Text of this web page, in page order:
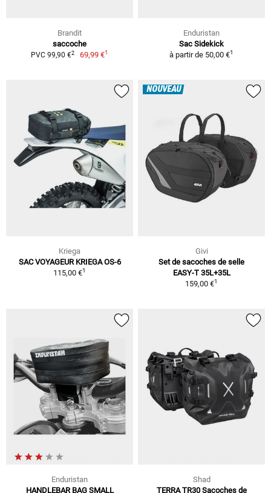
Brandit
saccoche
PVC 99,90 €2 69,99 €1
Enduristan
Sac Sidekick
à partir de 50,00 €1
Kriega
SAC VOYAGEUR KRIEGA OS-6
115,00 €1
NOUVEAU
Givi
Set de sacoches de selle
EASY-T 35L+35L
159,00 €1
Enduristan
HANDLEBAR BAG SMALL
Shad
TERRA TR30 Sacoches de